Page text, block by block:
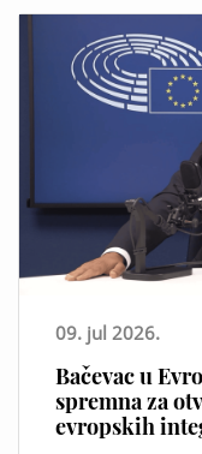
09. jul 2026.
Bačevac u
spremna za
evropskih